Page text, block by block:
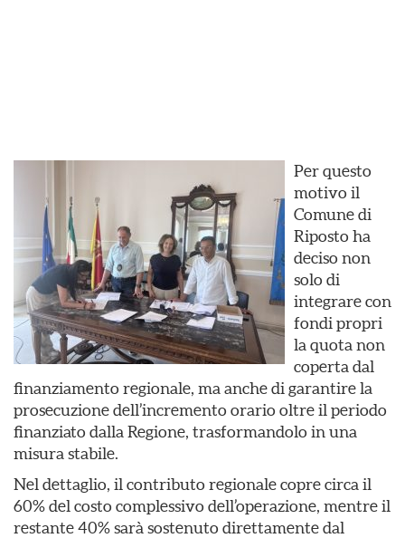
Per questo
motivo il
Comune di
Riposto ha
deciso non
solo di
integrare con
fondi propri
la quota non
coperta dal
finanziamento regionale, ma anche di garantire la
prosecuzione dell’incremento orario oltre il periodo
finanziato dalla Regione, trasformandolo in una
misura stabile.
Nel dettaglio, il contributo regionale copre circa il
60% del costo complessivo dell’operazione, mentre il
restante 40% sarà sostenuto direttamente dal